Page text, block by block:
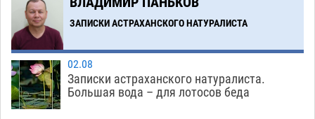
тысяч рублей
ЗАПИСКИ АСТРАХАНСКОГО НАТУРАЛИСТА
02.08
Записки астраханского натуралиста.
Большая вода – для лотосов беда